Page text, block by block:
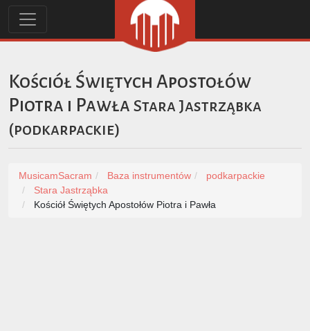
Kościół Świętych Apostołów
Piotra i Pawła Stara Jastrząbka
(podkarpackie)
MusicamSacram Baza instrumentów
podkarpackie
Stara Jastrząbka
Kościół Świętych Apostołów Piotra i Pawła